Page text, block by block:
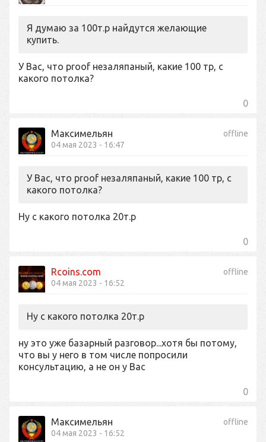
Я думаю за 100т.р найдутся желающие
купить.
У Вас, что proof незаляпаный, какие 100 тр, с
какого потолка?
0
offline
Максимельян
04 мая 2023 - 16:47
У Вас, что proof незаляпаный, какие 100 тр, с
какого потолка?
Ну с какого потолка 20т.р
0
offline
Rcoins.com
04 мая 2023 - 16:52
Ну с какого потолка 20т.р
ну это уже базарный разговор...хотя бы потому,
что вы у него в том числе попросили
консультацию, а не он у Вас
0
offline
Максимельян
04 мая 2023 - 16:52